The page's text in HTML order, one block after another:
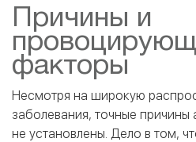
Причины и
факторы
Несмотря на широкую
заболевания, точные
не установлены. Дело в том,